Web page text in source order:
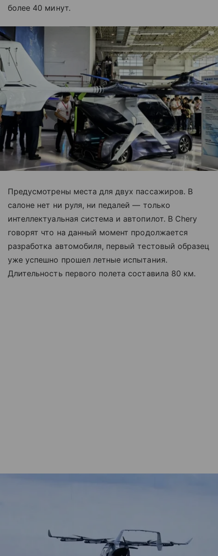
более 40 минут.
Предусмотрены места для двух пассажиров. В
салоне нет ни руля, ни педалей — только
интеллектуальная система и автопилот. В Chery
говорят что на данный момент продолжается
разработка автомобиля, первый тестовый образец
уже успешно прошел летные испытания.
Длительность первого полета составила 80 км.